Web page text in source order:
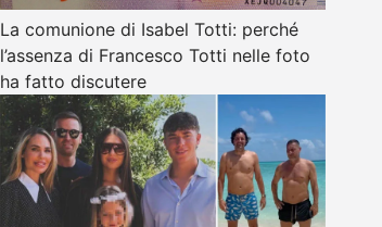
La comunione di Isabel Totti: perché
l’assenza di Francesco Totti nelle foto
ha fatto discutere